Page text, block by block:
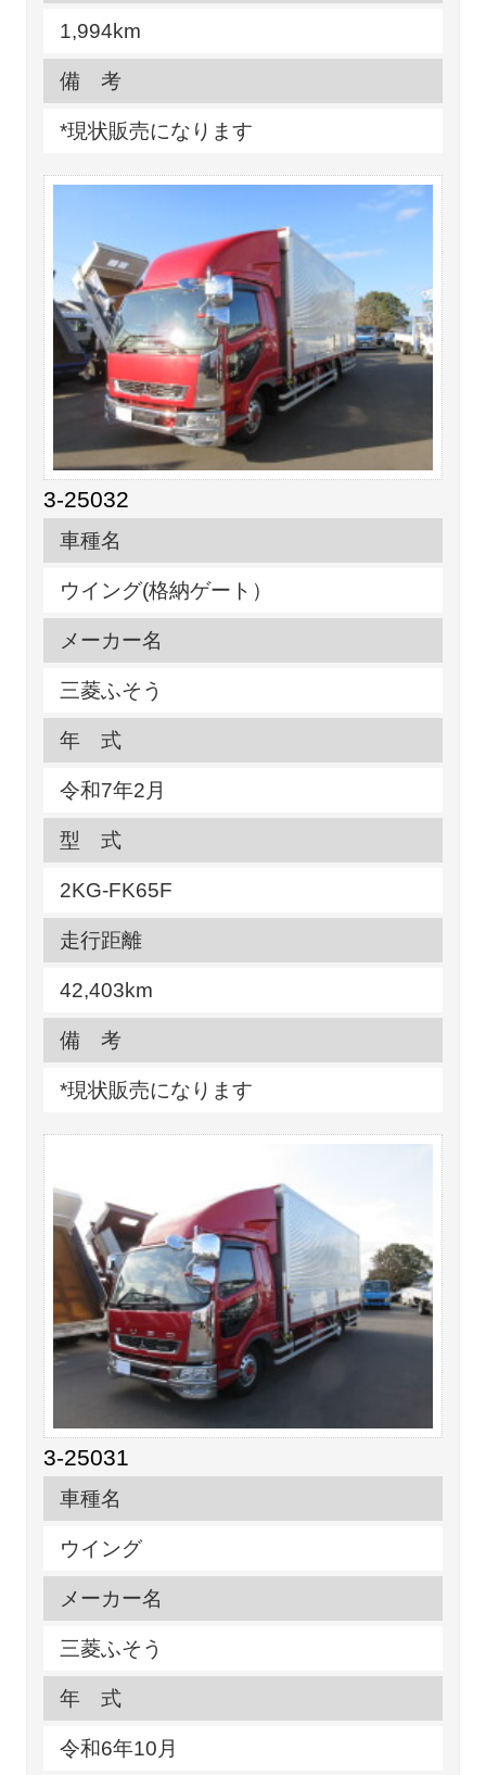
1,994km
備 考
*現状販売になります
3-25032
車種名
ウイング(格納ゲート）
メーカー名
三菱ふそう
年 式
令和7年2月
型 式
2KG-FK65F
走行距離
42,403km
備 考
*現状販売になります
3-25031
車種名
ウイング
メーカー名
三菱ふそう
年 式
令和6年10月